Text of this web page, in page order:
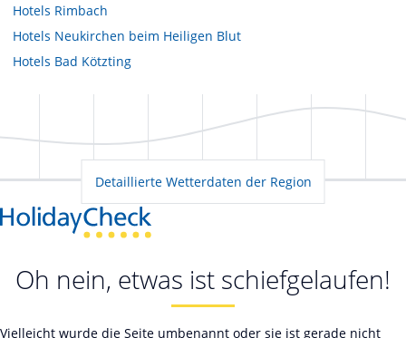
Hotels Rimbach
Hotels Neukirchen beim Heiligen Blut
Hotels Bad Kötzting
Detaillierte Wetterdaten der Region
Oh nein, etwas ist schiefgelaufen!
Vielleicht wurde die Seite umbenannt oder sie ist gerade nicht